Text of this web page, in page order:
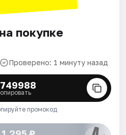
покупке
Проверено: 1 минуту назад
промокод